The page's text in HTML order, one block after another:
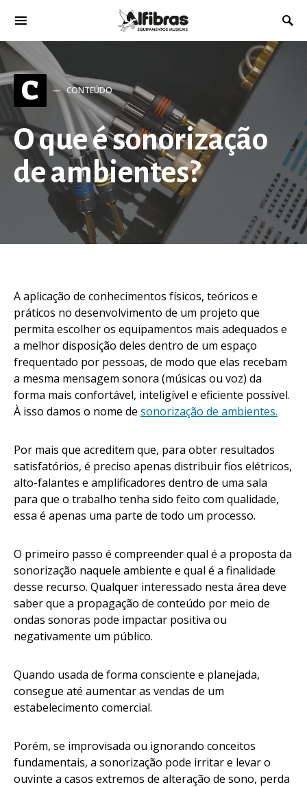
C CONTEÚDO
O que é sonorização
de ambientes?
A aplicação de conhecimentos físicos, teóricos e
práticos no desenvolvimento de um projeto que
permita escolher os equipamentos mais adequados e
a melhor disposição deles dentro de um espaço
frequentado por pessoas, de modo que elas recebam
a mesma mensagem sonora (músicas ou voz) da
forma mais confortável, inteligível e eficiente possível.
À isso damos o nome de sonorização de ambientes.
Por mais que acreditem que, para obter resultados
satisfatórios, é preciso apenas distribuir fios elétricos,
alto-falantes e amplificadores dentro de uma sala
para que o trabalho tenha sido feito com qualidade,
essa é apenas uma parte de todo um processo.
O primeiro passo é compreender qual é a proposta da
sonorização naquele ambiente e qual é a finalidade
desse recurso. Qualquer interessado nesta área deve
saber que a propagação de conteúdo por meio de
ondas sonoras pode impactar positiva ou
negativamente um público.
Quando usada de forma consciente e planejada,
consegue até aumentar as vendas de um
estabelecimento comercial.
Porém, se improvisada ou ignorando conceitos
fundamentais, a sonorização pode irritar e levar o
ouvinte a casos extremos de alteração de sono, perda